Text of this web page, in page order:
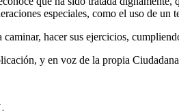
especiales, como el uso de un
hacer sus ejercicios,
y en voz de la propia